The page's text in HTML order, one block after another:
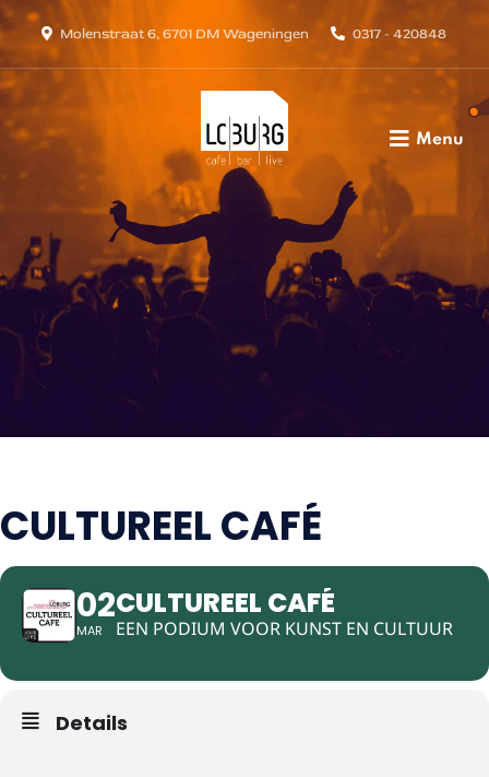
Molenstraat 6, 6701 DM Wageningen 0317 - 420848
Menu
CULTUREEL CAFÉ
02
MAR
CULTUREEL CAFÉ
EEN PODIUM VOOR KUNST EN CULTUUR
Details